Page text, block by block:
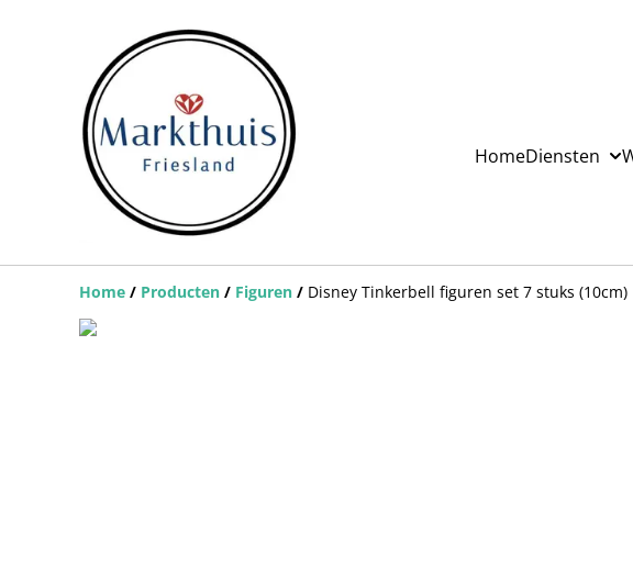
HomeDiensten
Home / Producten / Figuren / Disney Tinkerbell figuren set 7 stuks (10cm)